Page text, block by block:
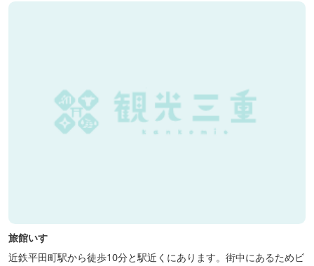
旅館いすゞ
近鉄平田町駅から徒歩10分と駅近くにあります。街中にあるためビ